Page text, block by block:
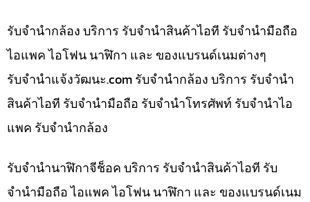
รับจำนำกล้อง บริการ รับจำนำสินค้าไอที รับจำนำมือถือ
ไอแพค ไอโฟน นาฬิกา และ ของแบรนด์เนมต่างๆ
รับจํานําแจ้งวัฒนะ.com รับจำนำกล้อง บริการ รับจำนำ
สินค้าไอที รับจำนำมือถือ รับจำนำโทรศัพท์ รับจำนำไอ
แพค รับจำนำกล้อง
รับจำนำนาฬิกาจีช็อค บริการ รับจำนำสินค้าไอที รับ
จำนำมือถือ ไอแพค ไอโฟน นาฬิกา และ ของแบรนด์เนม